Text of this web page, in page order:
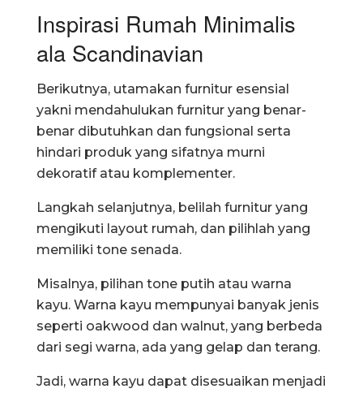
Inspirasi Rumah Minimalis
ala Scandinavian
Berikutnya, utamakan furnitur esensial
yakni mendahulukan furnitur yang benar-
benar dibutuhkan dan fungsional serta
hindari produk yang sifatnya murni
dekoratif atau komplementer.
Langkah selanjutnya, belilah furnitur yang
mengikuti layout rumah, dan pilihlah yang
memiliki tone senada.
Misalnya, pilihan tone putih atau warna
kayu. Warna kayu mempunyai banyak jenis
seperti oakwood dan walnut, yang berbeda
dari segi warna, ada yang gelap dan terang.
Jadi, warna kayu dapat disesuaikan menjadi